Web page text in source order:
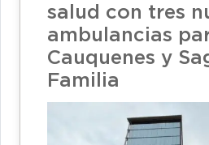
salud con tres
ambulancias
Cauquenes y
Familia